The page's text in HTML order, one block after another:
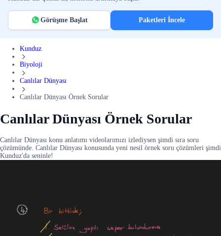
Görüşme Başlat Paketleri İncele
Kunduz
Biyoloji
Canlılar Dünyası
Canlılar Dünyası Örnek Sorular
Canlılar Dünyası Örnek Sorular
Canlılar Dünyası konu anlatımı videolarımızı izlediysen şimdi sıra soru
çözümünde. Canlılar Dünyası konusunda yeni nesil örnek soru çözümleri şimdi
Kunduz'da seninle!